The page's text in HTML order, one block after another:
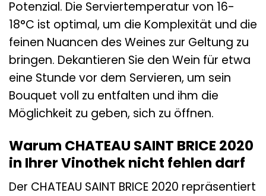
Potenzial. Die Serviertemperatur von 16-
18°C ist optimal, um die Komplexität und die
feinen Nuancen des Weines zur Geltung zu
bringen. Dekantieren Sie den Wein für etwa
eine Stunde vor dem Servieren, um sein
Bouquet voll zu entfalten und ihm die
Möglichkeit zu geben, sich zu öffnen.
Warum CHATEAU SAINT BRICE 2020
in Ihrer Vinothek nicht fehlen darf
Der CHATEAU SAINT BRICE 2020 repräsentiert